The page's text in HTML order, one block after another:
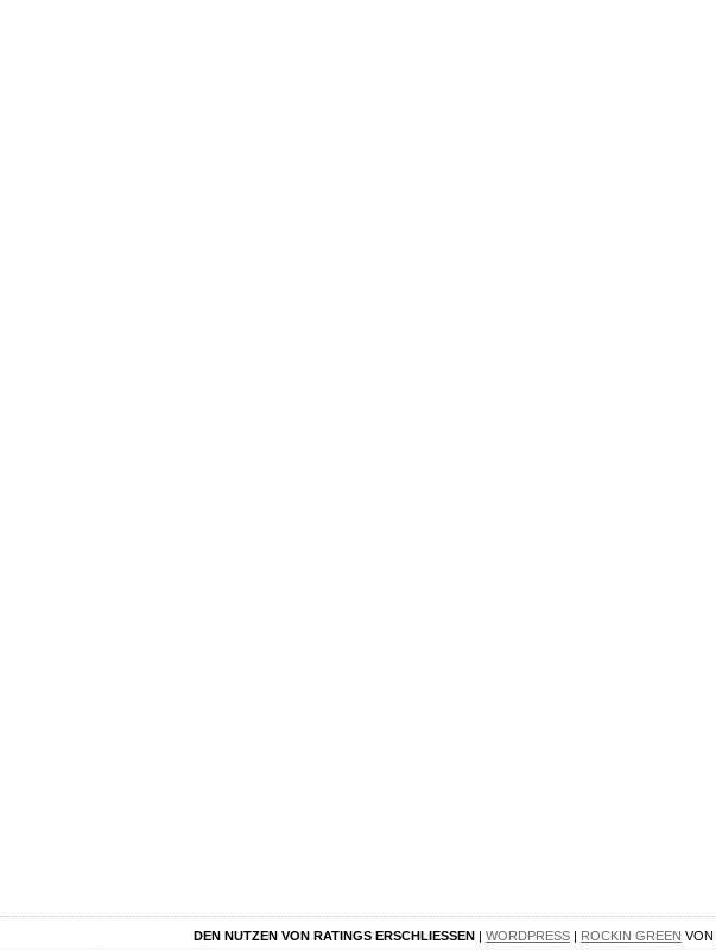
DEN NUTZEN VON RATINGS ERSCHLIESSEN | WORDPRESS | ROCKIN GREEN VON